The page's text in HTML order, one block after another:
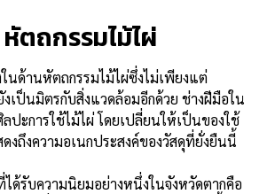
หัตถกรรมไม้ไผ่
นด้านหัตถกรรมไม้ไผ่ซึ่งไม่เพียงแต่
เป็นมิตรกับสิ่งแวดล้อมอีกด้วย ช่างฝีมือใน
ปะการใช้ไม้ไผ่ โดยเปลี่ยนให้เป็นของใช้
งถึงความอเนกประสงค์ของวัสดุที่ยั่งยืนนี้
ด้รับความนิยมอย่างหนึ่งในจังหวัดตากคือ